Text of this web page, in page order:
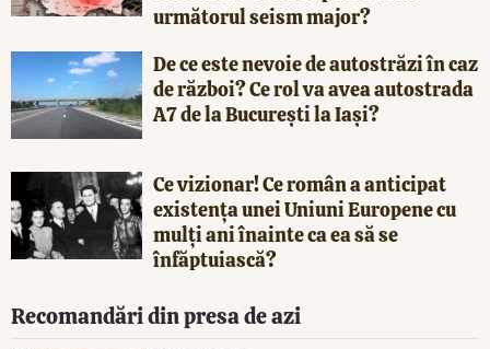
următorul seism major?
De ce este nevoie de autostrăzi în caz
de război? Ce rol va avea autostrada
A7 de la București la Iași?
Ce vizionar! Ce român a anticipat
existența unei Uniuni Europene cu
mulți ani înainte ca ea să se
înfăptuiască?
Recomandări din presa de azi